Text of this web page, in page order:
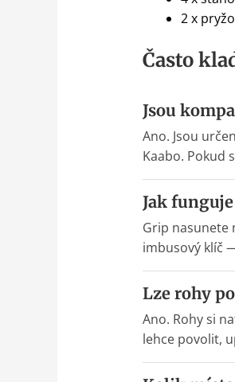
2 x
Často
Jsou
Ano. Jsou
Kaabo. Pokud
Jak
Grip nasunete
imbusový klíč
Lze rohy
Ano. Rohy si
lehce povolit,